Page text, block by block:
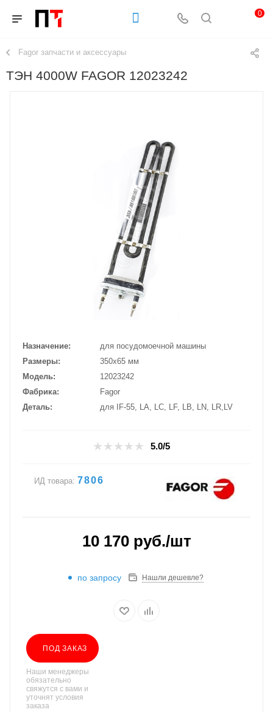
0
Fagor запчасти и аксессуары
ТЭН 4000W FAGOR 12023242
Назначение
для посудомоечной машины
Размеры
350х65 мм
Модель
12023242
Фабрика
Fagor
Деталь
для IF-55, LA, LC, LF, LB, LN, LR,LV
5.0/5
ИД товара: 7806
10 170руб./шт
по запросу Нашли дешевле?
ПОД ЗАКАЗ
Наши менеджеры
обязательно
свяжутся с вами и
уточнят условия
заказа